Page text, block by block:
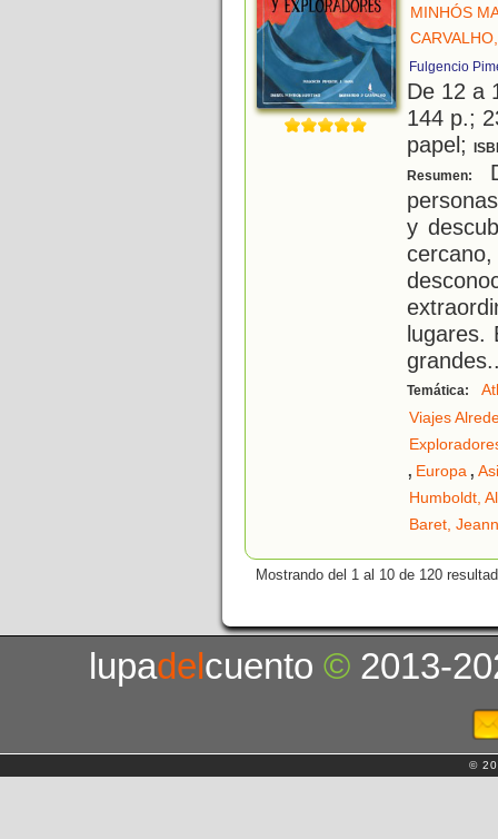
MINHÓS
Fulgencio
De 12 a
144 p.;
papel;
Resumen:
y
lugares.
grandes
Temática:
Viajes
, Europa,
Humboldt,
Baret,
Mostrando del 1 al 10 de 120
lupadelcuento© 2013-
©